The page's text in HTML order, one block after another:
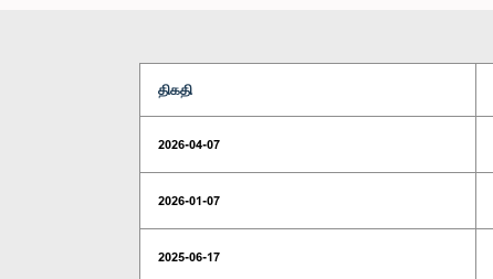
திகதி
2026-04-07
2026-01-07
2025-06-17